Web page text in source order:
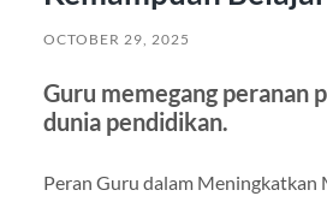
OCTOBER 29, 2025
Guru memegang peranan
dunia pendidikan.
Peran Guru dalam Meningkatkan